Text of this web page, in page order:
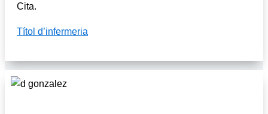
Cita.
Títol d’infermeria